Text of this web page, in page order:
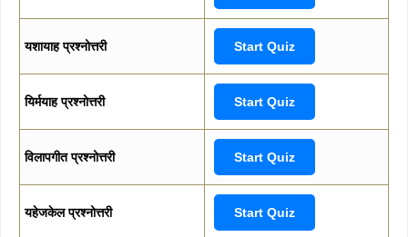
यशायाह प्रश्नोत्तरी Start Quiz
यिर्मयाह प्रश्नोत्तरी Start Quiz
विलापगीत प्रश्नोत्तरी Start Quiz
यहेजकेल प्रश्नोत्तरी Start Quiz